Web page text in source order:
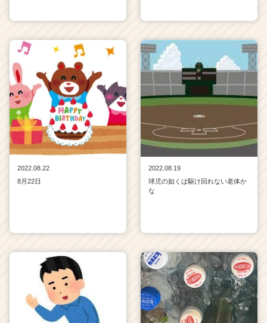
2022.08.22
8月22日
2022.08.19
球児の如くは駆け回れない老体か
な